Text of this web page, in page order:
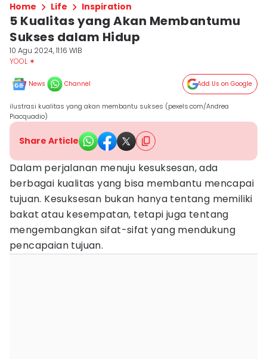
Home Life Inspiration
5 Kualitas yang Akan Membantumu
Sukses dalam Hidup
10 Agu 2024, 11:16 WIB
YOOL ✶
News Channel Add Us on Google
ilustrasi kualitas yang akan membantu sukses (pexels.com/Andrea
Piacquadio)
Share Article
Dalam perjalanan menuju kesuksesan, ada
berbagai kualitas yang bisa membantu mencapai
tujuan. Kesuksesan bukan hanya tentang memiliki
bakat atau kesempatan, tetapi juga tentang
mengembangkan sifat-sifat yang mendukung
pencapaian tujuan.